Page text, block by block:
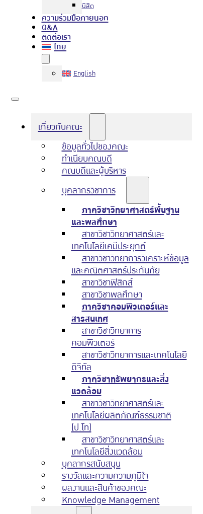
นิสิต
ความร่วมมือภายนอก
Q&A
ติดต่อเรา
ไทย
English
เกี่ยวกับคณะ
ข้อมูลทั่วไปของคณะ
ทำเนียบคณบดี
คณบดีและผู้บริหาร
บุคลากรวิชาการ
ภาควิชาวิทยาศาสตร์พื้นฐาน
และพลศึกษา
สาขาวิชาวิทยาศาสตร์และ
เทคโนโลยีเคมีประยุกต์
สาขาวิชาวิทยาการวิเคราะห์ข้อมูล
และคณิตศาสตร์ประกันภัย
สาขาวิชาฟิสิกส์
สาขาวิชาพลศึกษา
ภาควิชาคอมพิวเตอร์และ
สารสนเทศ
สาขาวิชาวิทยาการ
คอมพิวเตอร์
สาขาวิชาวิทยาการและเทคโนโลยี
ดิจิทัล
ภาควิชาทรัพยากรและสิ่ง
แวดล้อม
สาขาวิชาวิทยาศาสตร์และ
เทคโนโลยีผลิตภัณฑ์ธรรมชาติ
(ป.โท)
สาขาวิชาวิทยาศาสตร์และ
เทคโนโลยีสิ่งแวดล้อม
บุคลากรสนับสนุน
รางวัลและความความภูมิใจ
ผลงานและสินค้าของคณะ
Knowledge Management